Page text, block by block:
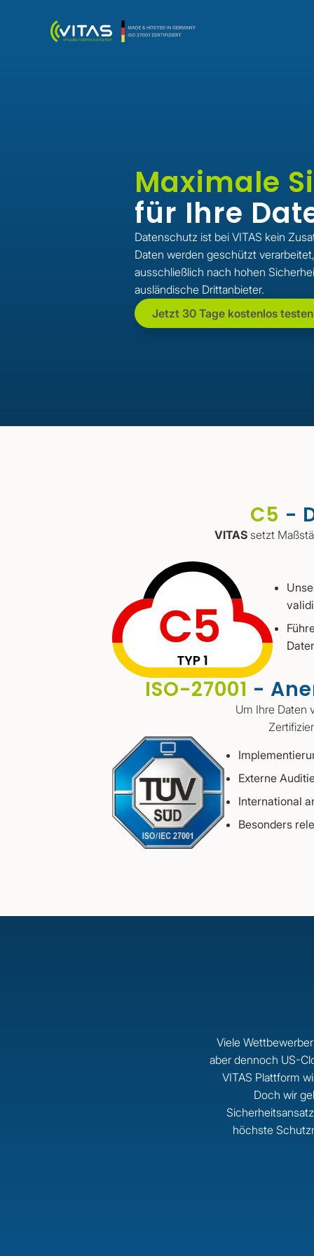
Maximale
für Ihre
Datenschutz ist bei VITAS kein
Daten werden geschützt
ausschließlich nach hohen
ausländische Drittanbieter.
Jetzt 30 Tage kostenlos testen
C5 -
VITASsetzt
ISO-27001 -
Um Ihre Daten
Externe
International
Besonders
Viele
aber dennoch US-
VITAS Plattform
Doch wir
höchste